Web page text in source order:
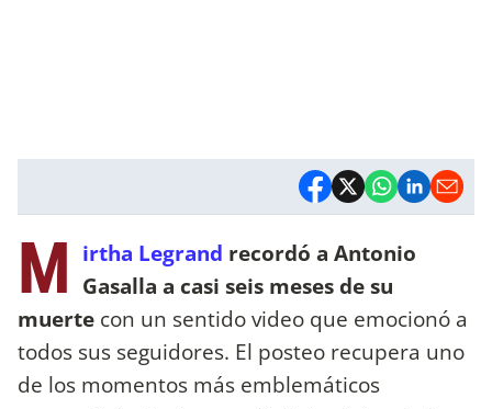
M irtha Legrand recordó a Antonio
Gasalla a casi seis meses de su
muerte con un sentido video que emocionó a
todos sus seguidores. El posteo recupera uno
de los momentos más emblemáticos